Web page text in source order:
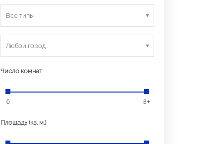
Все типы
Любой город
Число комнат
0 8+
Площадь (кв. м.)